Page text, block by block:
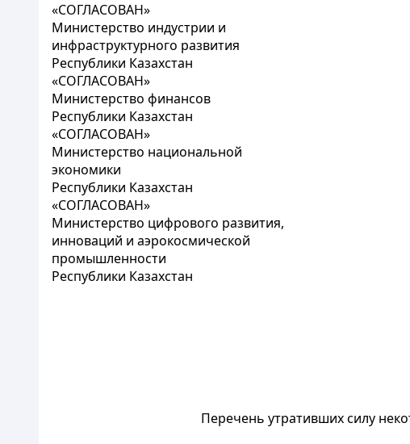
«СОГЛАСОВАН»
Министерство индустрии и
инфраструктурного развития
Республики Казахстан
«СОГЛАСОВАН»
Министерство финансов
Республики Казахстан
«СОГЛАСОВАН»
Министерство национальной
экономики
Республики Казахстан
«СОГЛАСОВАН»
Министерство цифрового развития,
инноваций и аэрокосмической
промышленности
Республики Казахстан
Перечень утративших силу